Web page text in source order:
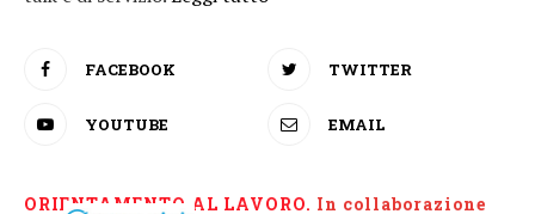
FACEBOOK TWITTER
YOUTUBE EMAIL
ORIENTAMENTO AL LAVORO. In collaborazione